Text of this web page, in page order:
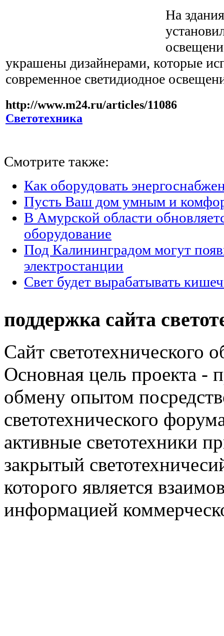
На
украшены дизайнерами, которые
современное светидиодное
http://www.m24.ru/articles/11086
Светотехника
Смотрите также:
Как оборудовать
Пусть Ваш дом умным и
В Амурской области
оборудование
Под Калининградом могут
электростанции
Свет будет вырабатывать
поддержка сайта
Сайт светотехнического
Основная цель проекта -
обмену опытом
светотехнического
активные светотехники
закрытый
которого является
информацией